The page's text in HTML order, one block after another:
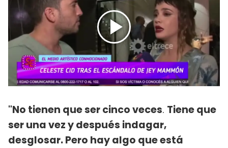
"No tienen que ser cinco veces. Tiene que
ser una vez y después indagar,
desglosar. Pero hay algo que está